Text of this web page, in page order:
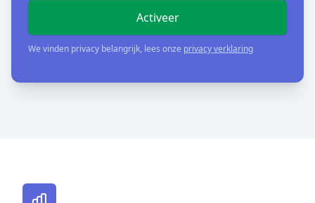
Activeer
We vinden privacy belangrijk, lees onze privacy verklaring